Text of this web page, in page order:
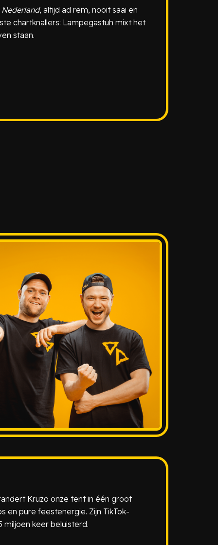
, altijd ad rem, nooit saai en
chartknallers: Lampegastuh mixt het
staan.
Kruzo onze tent in één groot
en pure feestenergie. Zijn TikTok-
miljoen keer beluisterd.